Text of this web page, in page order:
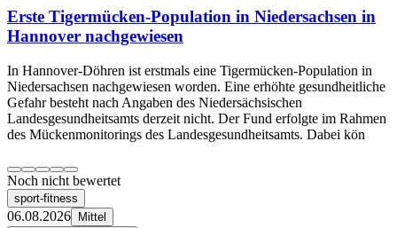
Erste Tigermücken-Population in Niedersachsen in
Hannover nachgewiesen
In Hannover-Döhren ist erstmals eine Tigermücken-Population in
Niedersachsen nachgewiesen worden. Eine erhöhte gesundheitliche
Gefahr besteht nach Angaben des Niedersächsischen
Landesgesundheitsamts derzeit nicht. Der Fund erfolgte im Rahmen
des Mückenmonitorings des Landesgesundheitsamts. Dabei kön
Noch nicht bewertet
sport-fitness
06.08.2026
Mittel